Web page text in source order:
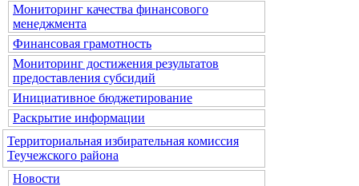
Мониторинг качества финансового
менеджмента
Финансовая грамотность
Мониторинг достижения результатов
предоставления субсидий
Инициативное бюджетирование
Раскрытие информации
Территориальная избирательная комиссия
Теучежского района
Новости